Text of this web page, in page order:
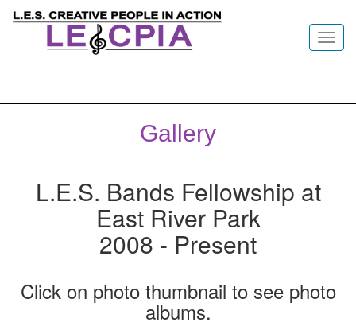
Gallery
L.E.S. Bands Fellowship at
East River Park
2008 - Present
Click on photo thumbnail to see photo
albums.